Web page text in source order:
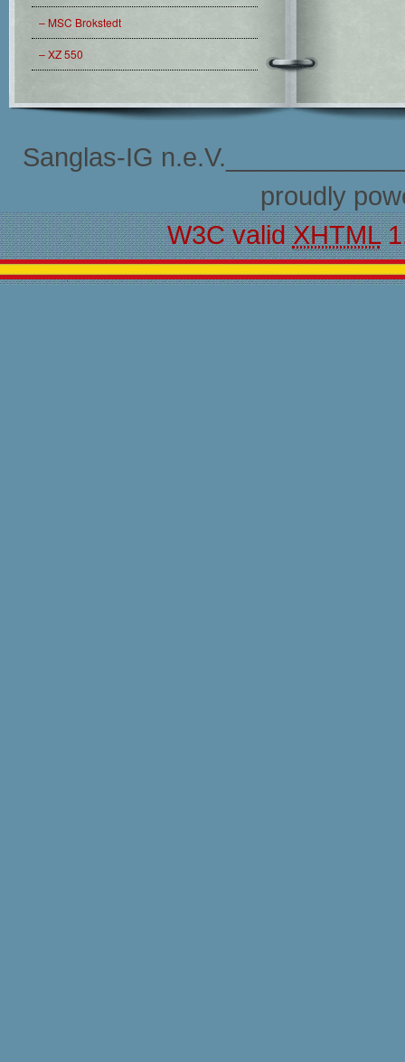
– MSC Brokstedt
– XZ 550
Sanglas-IG
proudly
W3C validXHTML